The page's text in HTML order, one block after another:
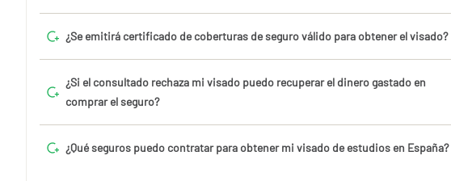
¿Se emitirá certificado de coberturas de seguro válido para obtener el visado?
¿Si el consultado rechaza mi visado puedo recuperar el dinero gastado en
comprar el seguro?
¿Qué seguros puedo contratar para obtener mi visado de estudios en España?